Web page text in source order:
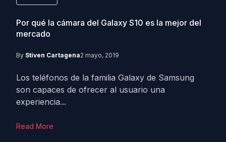
Por qué la cámara del Galaxy S10 es la mejor del
mercado
By Stiven Cartagena2 mayo, 2019
Los teléfonos de la familia Galaxy de Samsung
son capaces de ofrecer al usuario una
experiencia...
Read More